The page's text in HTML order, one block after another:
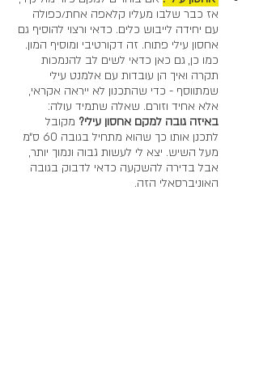
אז כבר שלבו מעליו קלאפה אחת/כפולה
עם יחידה לייבוש כלים. כדאי ורצוי להוסיף גם
אחסון עילי פתוח. זה דקורטיבי ומוסיף המון.
כמו כן, גם כאן כדאי לשים לב להנמכות
תקרה ואיך הן עובדות עם אלמנט עילי
שמתווסף - כדי שהתכנון לא ייראה אקראי,
אלא אחיד וזורם. שאלה שתמיד עולה:
באיזה גובה למקם אחסון עילי? מקובל
לתכנן אותו כך שהוא מתחיל בגובה 60 ס״מ
מעל השיש. יצא לי לעשות גבוה ונמוך יותר,
אבל בדירה להשקעה כדאי לדבוק בגובה
האוניברסאלי הזה.